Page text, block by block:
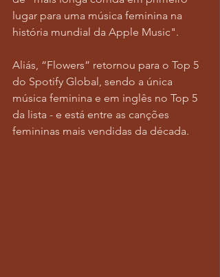
lugar para uma música feminina na
história mundial da Apple Music".
Aliás, “Flowers” retornou para o Top 5
do Spotify Global, sendo a única
música feminina e em inglês no Top 5
da lista - e está entre as canções
femininas mais vendidas da década.